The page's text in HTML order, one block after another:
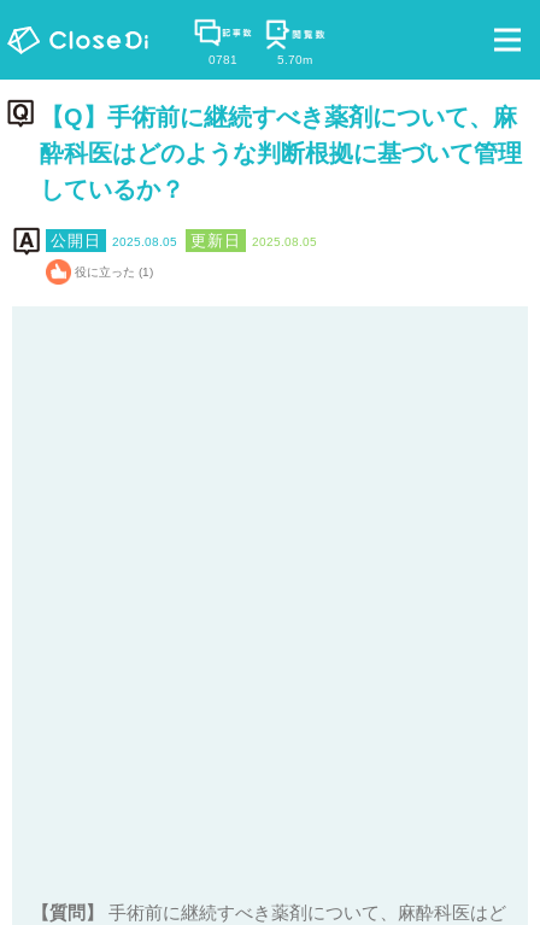
0781 5.70m
【Q】手術前に継続すべき薬剤について、麻
酔科医はどのような判断根拠に基づいて管理
しているか？
2025.08.05 2025.08.05
役に立った (1)
【質問】
手術前に継続すべき薬剤について、麻酔科医はど